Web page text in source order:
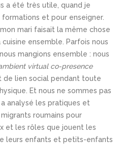
a été très utile, quand je
et pour enseigner.
mari faisait la même chose
ensemble. Parfois nous
mangions ensemble : nous
virtual co-presence
lien social pendant toute
Et nous ne sommes pas
a analysé les pratiques et
roumains pour
et les rôles que jouent les
leurs enfants et petits-enfants